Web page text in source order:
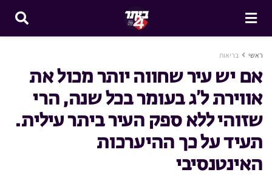
ראשי בריאות
אם יש עיר שחווה יותר מכול את
אווירת ל’ג בעומר בכל שנה, הרי
שזוהי ללא ספק העיר ביתר עילית.
תעיד על כך ההיערכות
האינטנסיבי